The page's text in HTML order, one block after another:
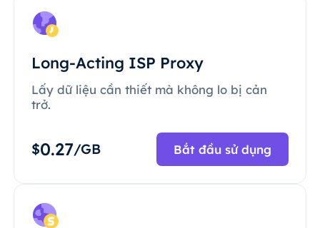
Long-Acting ISP Proxy
Lấy dữ liệu cần thiết mà không lo bị cản
trở.
$0.27/GB Bắt đầu sử dụng